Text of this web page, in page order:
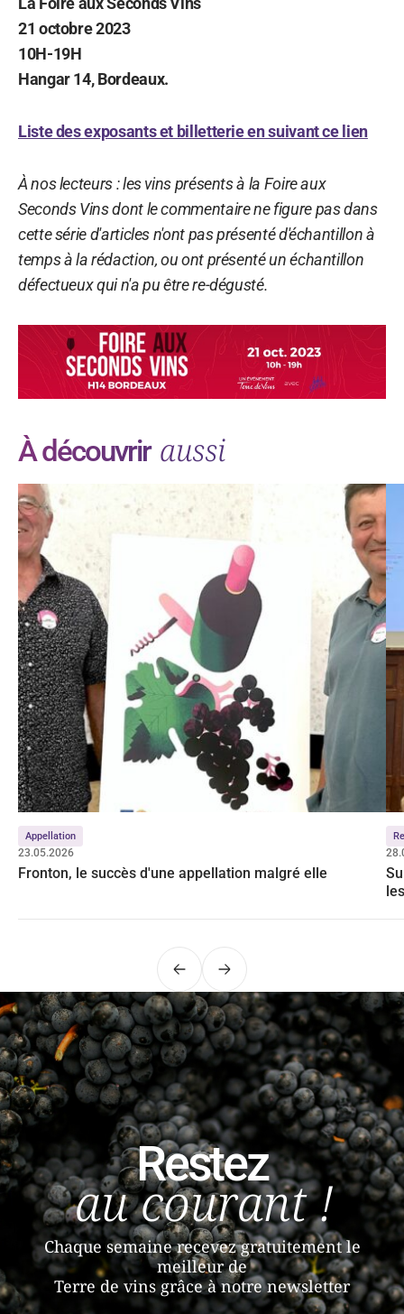
21 octobre 2023
10H-19H
Hangar 14, Bordeaux.
Liste des exposants et billetterie en suivant ce lien
À nos lecteurs : les vins présents à la Foire aux
Seconds Vins dont le commentaire ne figure pas dans
cette série d'articles n'ont pas présenté d'échantillon à
temps à la rédaction, ou ont présenté un échantillon
défectueux qui n'a pu être re-dégusté.
À découvrir aussi
Appellation
23.05.2026
Fronton, le succès d'une appellation malgré elle
PrécédentSuivant
Restez
au courant !
Chaque semaine recevez gratuitement le
meilleur de
Terre de vins grâce à notre newsletter